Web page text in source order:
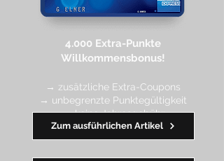
4.000 Extra-Punkte
Willkommensbonus!
→ zusätzliche Extra-Coupons
→ unbegrenzte Punktegültigkeit
→ keine Jahresgebühr
Zum ausführlichen Artikel